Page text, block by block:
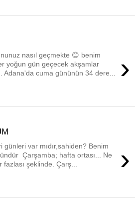
›
nasıl geçmekte 😊 benim
yoğun gün geçecek akşamlar
Adana'da cuma gününün 34 dere...
›
günleri var mıdır,sahiden? Benim
Çarşamba; hafta ortası... Ne
şeklinde. Çarş...